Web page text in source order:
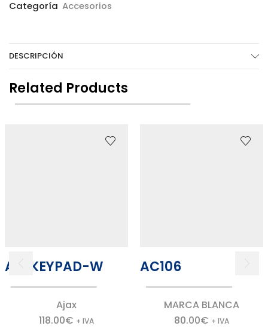
Categoría Accesorios
DESCRIPCIÓN
Related Products
AJ-KEYPAD-W
Ajax
118.00€ + IVA
AC106
MARCA BLANCA
80.00€ + IVA